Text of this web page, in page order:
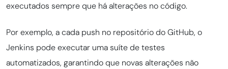
executados sempre que há alterações no código.
Por exemplo, a cada push no repositório do GitHub, o
Jenkins pode executar uma suíte de testes
automatizados, garantindo que novas alterações não